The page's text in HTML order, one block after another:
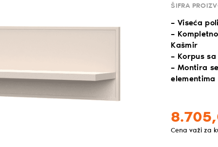
ŠIFRA
– Viseća
–
Kašmir
– Korpus
– Montira
elementima
8.705,
Cena važi za